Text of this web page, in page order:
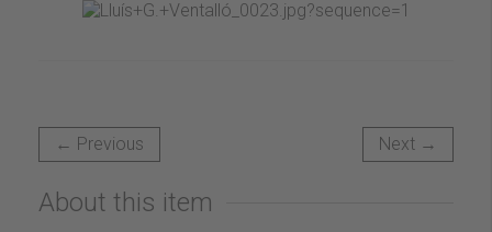
← Previous Next →
About this item